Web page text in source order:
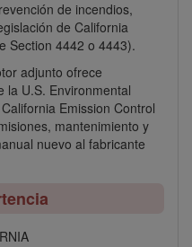
de incendios,
de California
Section 4442 o 4443).
adjunto ofrece
la U.S. Environmental
Emission Control
mantenimiento y
nuevo al fabricante